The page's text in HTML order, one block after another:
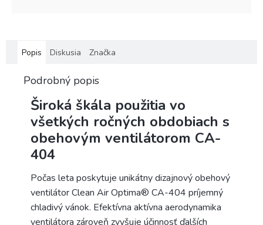
Popis Diskusia Značka
Podrobný popis
Široká škála použitia vo
všetkých ročných obdobiach s
obehovým ventilátorom CA-
404
Počas leta poskytuje unikátny dizajnový obehový
ventilátor Clean Air Optima® CA-404 príjemný
chladivý vánok. Efektívna aktívna aerodynamika
ventilátora zároveň zvyšuje účinnosť ďalších